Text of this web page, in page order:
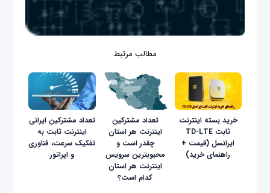
مطالب مرتبط
خرید بسته اینترنت
ثابت TD-LTE
ایرانسل (قیمت +
راهنمای خرید)
تعداد مشترکین
اینترنت هر استان
چقدر است و
محبوبترین سرویس
اینترنت هر استان
کدام است؟
تعداد مشترکین ایرانی
اینترنت ثابت به
تفکیک سرعت، فناوری
و اپراتور